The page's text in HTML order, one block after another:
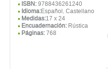
ISBN: 9788436261240
Idioma:Español, Castellano
Medidas:17 x 24
Encuadernación: Rústica
Páginas: 768